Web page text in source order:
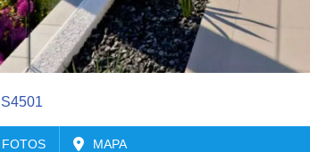
FOTOS MAPA